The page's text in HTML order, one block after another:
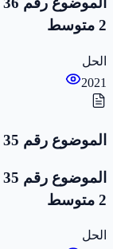
2 متوسط
الحل
2021
الموضوع رقم 35
2 متوسط
الحل